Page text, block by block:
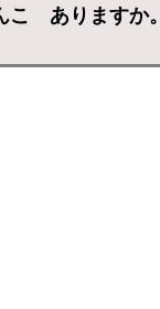
ありますか。